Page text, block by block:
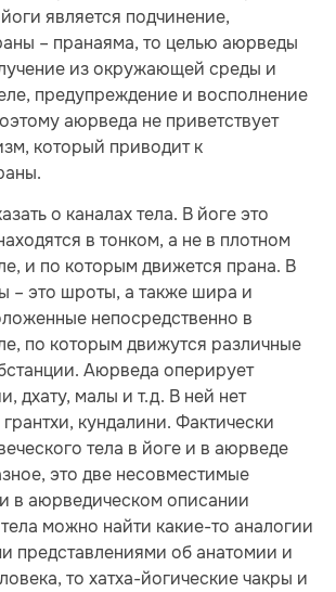
является подчинение,
– пранаяма, то целью аюрведы
из окружающей среды и
предупреждение и восполнение
аюрведа не приветствует
который приводит к
о каналах тела. В йоге это
в тонком, а не в плотном
и по которым движется прана. В
– это шроты, а также шира и
непосредственно в
по которым движутся различные
Аюрведа оперирует
дхату, малы и т.д. В ней нет
кундалини. Фактически
тела в йоге и в аюрведе
это две несовместимые
в аюрведическом описании
можно найти какие-то аналогии
представлениями об анатомии и
то хатха-йогические чакры и